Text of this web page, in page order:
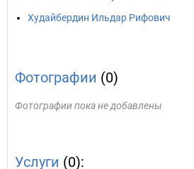
Худайбердин Ильдар Рифович
Фотографии (0)
Фотографии пока не добавлены
Услуги (0):